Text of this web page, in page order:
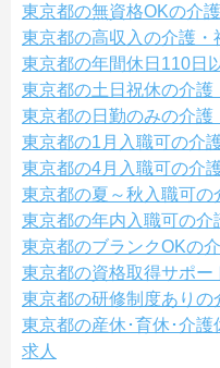
東京都の無資格OKの介
東京都の高収入の介護・
東京都の年間休日110日
東京都の土日祝休の介護
東京都の日勤のみの介護
東京都の1月入職可の介
東京都の4月入職可の介
東京都の夏～秋入職可の
東京都の年内入職可の介
東京都のブランクOKの
東京都の資格取得サポー
東京都の研修制度ありの
東京都の産休･育休･介
求人